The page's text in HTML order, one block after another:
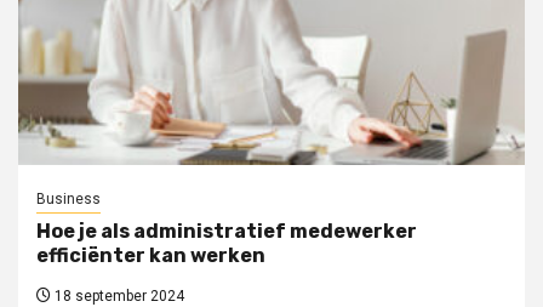
Business
Hoe je als administratief medewerker
efficiënter kan werken
18 september 2024